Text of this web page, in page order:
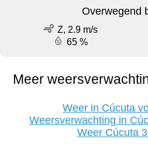
Overwegend
Z, 2.9 m/s
65 %
Meer
Weer in Cúcuta
Weersverwachting in
Weer Cúcuta